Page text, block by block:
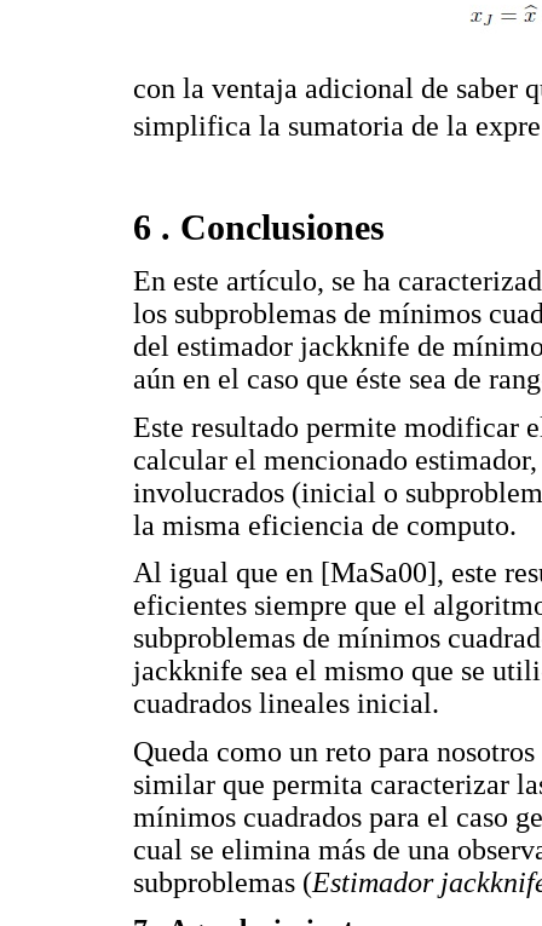
con la ventaja adicional de saber
simplifica la sumatoria de la
6 . Conclusiones
En este artículo, se ha
los subproblemas de mínimos
del estimador jackknife de
aún en el caso que éste sea de
Este resultado permite modificar
calcular el mencionado
involucrados (inicial o
la misma eficiencia de computo.
Al igual que en [MaSa00], este
eficientes siempre que el
subproblemas de mínimos
jackknife sea el mismo que se
cuadrados lineales inicial.
Queda como un reto para
similar que permita caracterizar
mínimos cuadrados para el caso
cual se elimina más de una
subproblemas (Estimador